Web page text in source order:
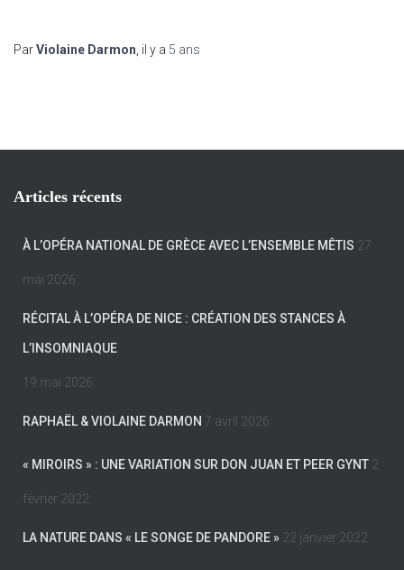
ParViolaine Darmon , il y a 5 ans
Articles récents
À L’OPÉRA NATIONAL DE GRÈCE AVEC L’ENSEMBLE MÊTIS 27
mai 2026
RÉCITAL À L’OPÉRA DE NICE : CRÉATION DES STANCES À
L’INSOMNIAQUE
19 mai 2026
RAPHAËL & VIOLAINE DARMON 7 avril 2026
« MIROIRS » : UNE VARIATION SUR DON JUAN ET PEER GYNT 2
février 2022
LA NATURE DANS « LE SONGE DE PANDORE » 22 janvier 2022